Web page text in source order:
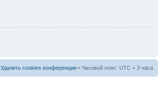
Удалить cookies конференции • Часовой пояс: UTC + 3 часа